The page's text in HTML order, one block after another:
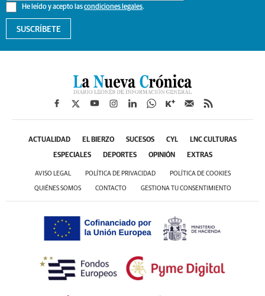
He leído y acepto lascondiciones legales.
SUSCRÍBETE
ACTUALIDAD EL BIERZO SUCESOS CYL LNC CULTURAS
ESPECIALES DEPORTES OPINIÓN EXTRAS
AVISO LEGAL POLÍTICA DE PRIVACIDAD POLÍTICA DE COOKIES
QUIÉNES SOMOS CONTACTO GESTIONA TU CONSENTIMIENTO